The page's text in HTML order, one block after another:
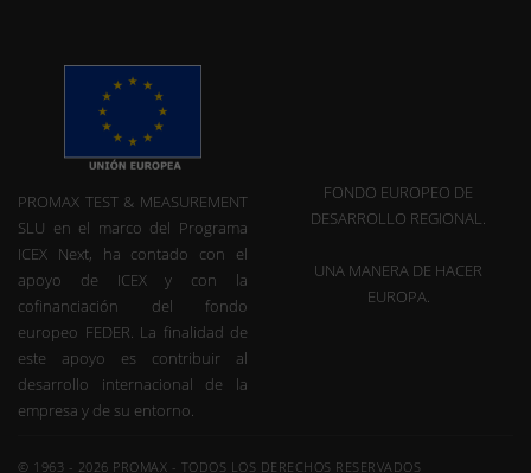
PROMAX TEST & MEASUREMENT
SLU en el marco del Programa
ICEX Next, ha contado con el
apoyo de ICEX y con la
cofinanciación del fondo
europeo FEDER. La finalidad de
este apoyo es contribuir al
desarrollo internacional de la
empresa y de su entorno.
FONDO EUROPEO DE
DESARROLLO REGIONAL.
UNA MANERA DE HACER
EUROPA.
© 1963 - 2026 PROMAX - TODOS LOS DERECHOS RESERVADOS